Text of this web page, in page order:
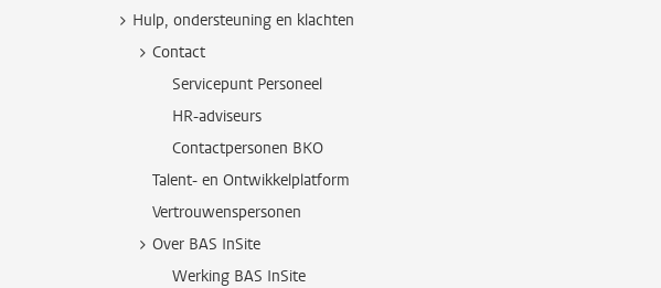
Hulp, ondersteuning en klachten
Contact
Servicepunt Personeel
HR-adviseurs
Contactpersonen BKO
Talent- en Ontwikkelplatform
Vertrouwenspersonen
Over BAS InSite
Werking BAS InSite